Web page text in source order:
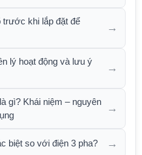
khi lắp đặt để
→
lý hoạt động và lưu ý
→
gì? Khái niệm – nguyên
→
biệt so với điện 3 pha? →